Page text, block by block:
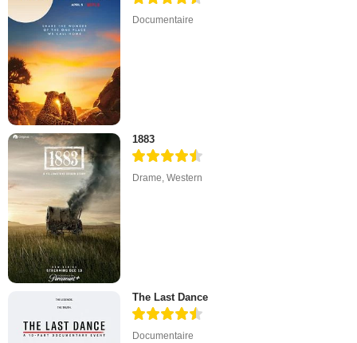
Documentaire
1883
Drame,Western
The Last Dance
Documentaire